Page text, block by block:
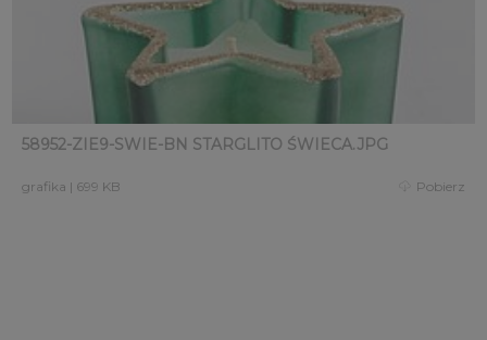
58952-ZIE9-SWIE-BN STARGLITO ŚWIECA.JPG
grafika | 699 KB Pobierz